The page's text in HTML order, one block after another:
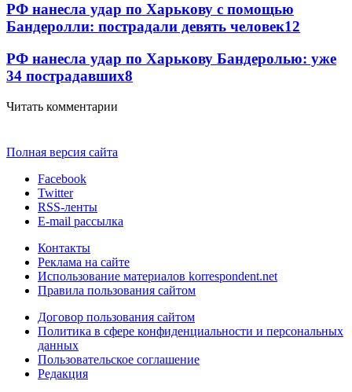
РФ нанесла удар по Харькову с помощью
Бандеролли: пострадали девять человек12
РФ нанесла удар по Харькову Бандеролью: уже
34 пострадавших8
Читать комментарии
Полная версия сайта
Facebook
Twitter
RSS-ленты
E-mail рассылка
Контакты
Реклама на сайте
Использование материалов korrespondent.net
Правила пользования сайтом
Договор пользования сайтом
Политика в сфере конфиденциальности и персональных
данных
Пользовательское соглашение
Редакция